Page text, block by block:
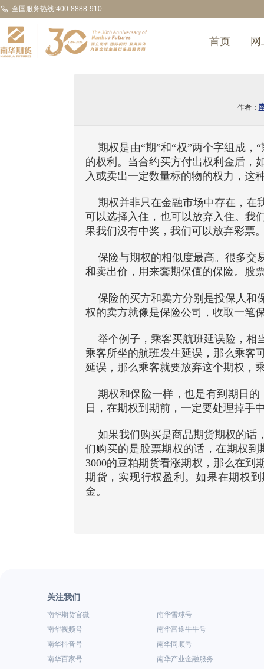
全国服务热线:400-8888-910
首页
作者：
期权是由“期”和“权”两个字组成，
的权利。当合约买方付出权利金后，
入或卖出一定数量标的物的权力，这
期权并非只在金融市场中存在，在
可以选择入住，也可以放弃入住。我
果我们没有中奖，我们可以放弃彩票
保险与期权的相似度最高。很多交
和卖出价，用来套期保值的保险。股
保险的买方和卖方分别是投保人和
权的卖方就像是保险公司，收取一笔
举个例子，乘客买航班延误险，相
乘客所坐的航班发生延误，那么乘客
延误，那么乘客就要放弃这个期权，
期权和保险一样，也是有到期日
日，在期权到期前，一定要处理掉手
如果我们购买是商品期货期权的话
们购买的是股票期权的话，在期权
3000的豆粕期货看涨期权，那么在到
期货，实现行权盈利。如果在期权
金。
关注我们
南华期货官微
南华视频号
南华抖音号
南华百家号
南华雪球号
南华富途牛牛号
南华同顺号
南华产业金融服务